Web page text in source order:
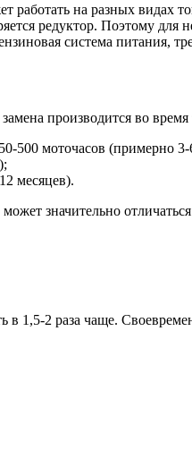
работать на разных видах
редуктор. Поэтому
система питания,
производится во
500 моточасов (примерно 3-
месяцев).
значительно
1,5-2 раза чаще.